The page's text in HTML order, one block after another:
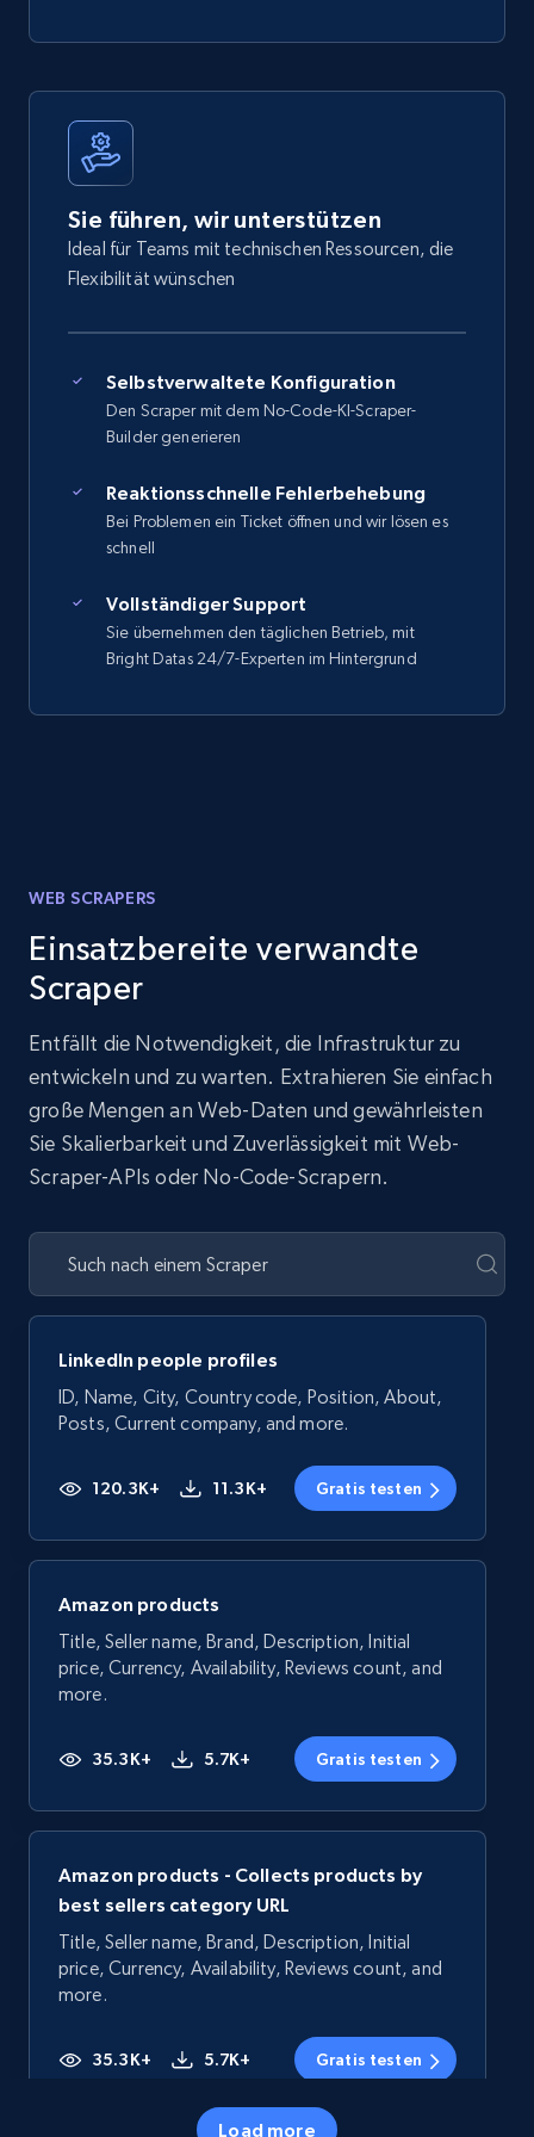
Sie führen, wir unterstützen
Ideal für Teams mit technischen Ressourcen, die
Flexibilität wünschen
Selbstverwaltete Konfiguration
Den Scraper mit dem No-Code-KI-Scraper-
Builder generieren
Reaktionsschnelle Fehlerbehebung
Bei Problemen ein Ticket öffnen und wir lösen es
schnell
Vollständiger Support
Sie übernehmen den täglichen Betrieb, mit
Bright Datas 24/7-Experten im Hintergrund
WEB SCRAPERS
Einsatzbereite verwandte
Scraper
Entfällt die Notwendigkeit, die Infrastruktur zu
entwickeln und zu warten. Extrahieren Sie einfach
große Mengen an Web-Daten und gewährleisten
Sie Skalierbarkeit und Zuverlässigkeit mit Web-
Scraper-APIs oder No-Code-Scrapern.
LinkedIn people profiles
ID, Name, City, Country code, Position, About,
Posts, Current company, and more.
120.3K+ 11.3K+ Gratis testen
Amazon products
Title, Seller name, Brand, Description, Initial
price, Currency, Availability, Reviews count, and
more.
35.3K+ 5.7K+ Gratis testen
Amazon products - Collects products by
best sellers category URL
Title, Seller name, Brand, Description, Initial
price, Currency, Availability, Reviews count, and
more.
35.3K+ 5.7K+ Gratis testen
Load more